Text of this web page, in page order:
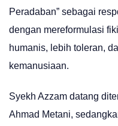
Peradaban” sebagai
dengan mereformulasi
humanis, lebih toleran,
kemanusiaan.
Syekh Azzam datang
Ahmad Metani,